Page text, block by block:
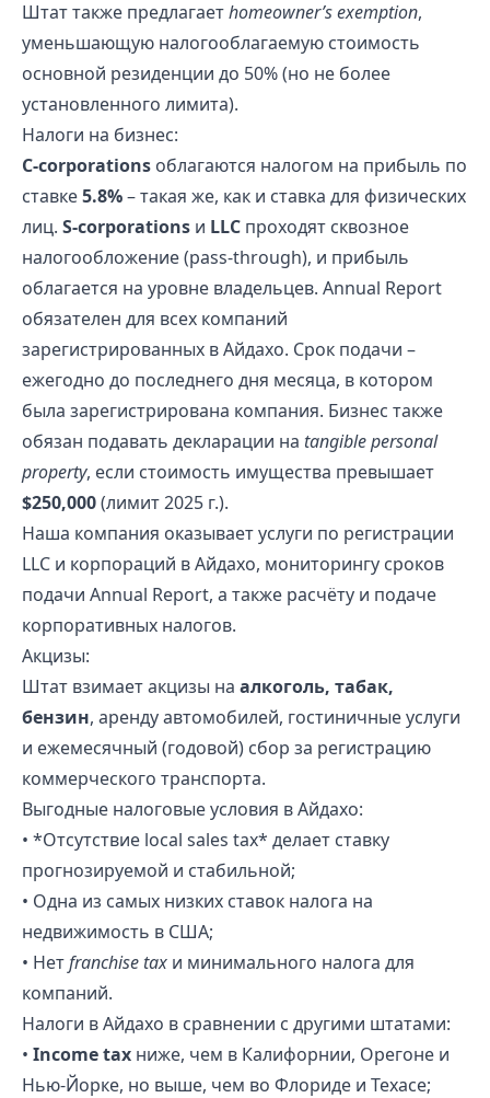
Штат также предлагаетhomeowner’s exemption,
уменьшающую налогооблагаемую стоимость
основной резиденции до 50% (но не более
установленного лимита).
Налоги на бизнес:
C‑corporations облагаются налогом на прибыль по
ставке5.8%– такая же, как и ставка для физических
лиц.S‑corporations и LLC проходят сквозное
налогообложение (pass‑through), и прибыль
облагается на уровне владельцев. Annual Report
обязателен для всех компаний
зарегистрированных в Айдахо. Срок подачи –
ежегодно до последнего дня месяца, в котором
была зарегистрирована компания. Бизнес также
обязан подавать декларации на tangible personal
property, если стоимость имущества превышает
$250,000(лимит 2025 г.).
Наша компания оказывает услуги по регистрации
LLC и корпораций в Айдахо, мониторингу сроков
подачи Annual Report, а также расчёту и подаче
корпоративных налогов.
Акцизы:
Штат взимает акцизы наалкоголь, табак,
бензин, аренду автомобилей, гостиничные услуги
и ежемесячный (годовой) сбор за регистрацию
коммерческого транспорта.
Выгодные налоговые условия в Айдахо:
• *Отсутствие local sales tax* делает ставку
прогнозируемой и стабильной;
• Одна из самых низких ставок налога на
недвижимость в США;
• Нетfranchise tax и минимального налога для
компаний.
Налоги в Айдахо в сравнении с другими штатами:
•Income tax ниже, чем в Калифорнии, Орегоне и
Нью-Йорке, но выше, чем во Флориде и Техасе;